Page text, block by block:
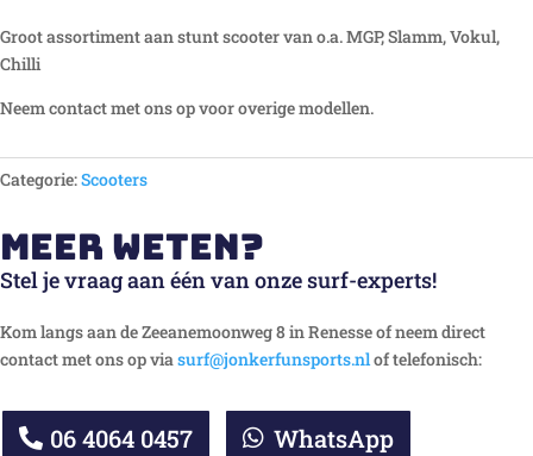
Groot assortiment aan stunt scooter van o.a. MGP, Slamm, Vokul,
Chilli
Neem contact met ons op voor overige modellen.
Categorie:Scooters
Meer weten?
Stel je vraag aan één van onze surf-experts!
Kom langs aan de Zeeanemoonweg 8 in Renesse of neem direct
contact met ons op via surf@jonkerfunsports.nlof telefonisch:
06 4064 0457 WhatsApp